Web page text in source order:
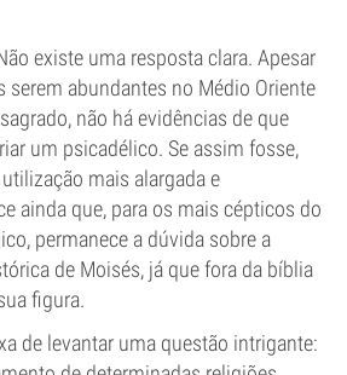
existe uma resposta clara. Apesar
serem abundantes no Médio Oriente
não há evidências de que
um psicadélico. Se assim fosse,
mais alargada e
ainda que, para os mais cépticos do
permanece a dúvida sobre a
de Moisés, já que fora da bíblia
figura.
de levantar uma questão intrigante: